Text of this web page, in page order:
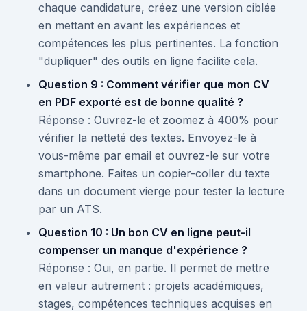
chaque candidature, créez une version ciblée
en mettant en avant les expériences et
compétences les plus pertinentes. La fonction
"dupliquer" des outils en ligne facilite cela.
Question 9 : Comment vérifier que mon CV
en PDF exporté est de bonne qualité ?
Réponse : Ouvrez-le et zoomez à 400% pour
vérifier la netteté des textes. Envoyez-le à
vous-même par email et ouvrez-le sur votre
smartphone. Faites un copier-coller du texte
dans un document vierge pour tester la lecture
par un ATS.
Question 10 : Un bon CV en ligne peut-il
compenser un manque d'expérience ?
Réponse : Oui, en partie. Il permet de mettre
en valeur autrement : projets académiques,
stages, compétences techniques acquises en